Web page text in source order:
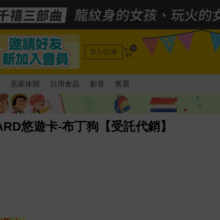
登入/註冊 0
居家休閒 日用食品 影音 售票
悠遊卡-布丁狗【受託代銷】